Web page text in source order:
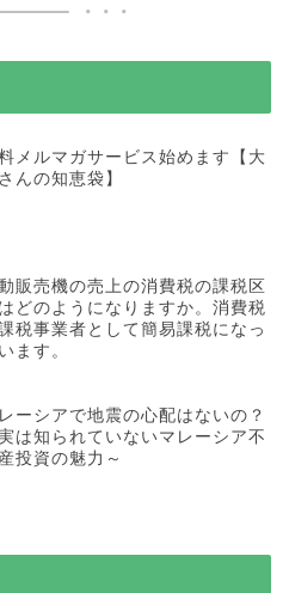
メルマガサービス始めます【大
んの知恵袋】
販売機の売上の消費税の課税区
どのようになりますか。消費税
税事業者として簡易課税になっ
ます。
ーシアで地震の心配はないの？
は知られていないマレーシア不
投資の魅力～